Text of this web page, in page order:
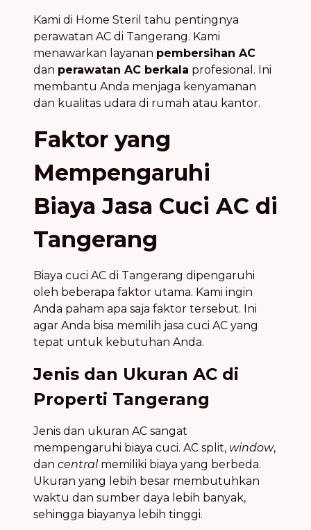
Kami di Home Steril tahu pentingnya
perawatan AC di Tangerang. Kami
menawarkan layanan pembersihan AC
dan perawatan AC berkala profesional. Ini
membantu Anda menjaga kenyamanan
dan kualitas udara di rumah atau kantor.
Faktor yang
Mempengaruhi
Biaya Jasa Cuci AC di
Tangerang
Biaya cuci AC di Tangerang dipengaruhi
oleh beberapa faktor utama. Kami ingin
Anda paham apa saja faktor tersebut. Ini
agar Anda bisa memilih jasa cuci AC yang
tepat untuk kebutuhan Anda.
Jenis dan Ukuran AC di
Properti Tangerang
Jenis dan ukuran AC sangat
mempengaruhi biaya cuci. AC split, window,
dan central memiliki biaya yang berbeda.
Ukuran yang lebih besar membutuhkan
waktu dan sumber daya lebih banyak,
sehingga biayanya lebih tinggi.